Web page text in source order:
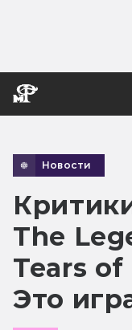
Новости
The
Tears
Это